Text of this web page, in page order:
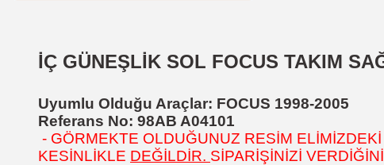
İÇ GÜNEŞLİK SOL FOCUS TAKIM
Uyumlu Olduğu Araçlar: FOCUS 1998-2005
Referans No: 98AB A04101
- GÖRMEKTE OLDUĞUNUZ RESİM
KESİNLİKLE DEĞİLDİR. SİPARİŞİNİZİ